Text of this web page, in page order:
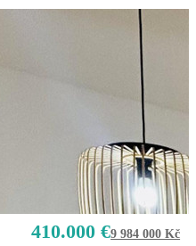
410.000 €9 984 000 Kč